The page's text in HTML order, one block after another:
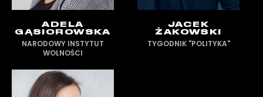
ADELA
GĄSIOROWSKA
NARODOWY INSTYTUT
WOLNOŚCI
JACEK
ŻAKOWSKI
TYGODNIK "POLITYKA"